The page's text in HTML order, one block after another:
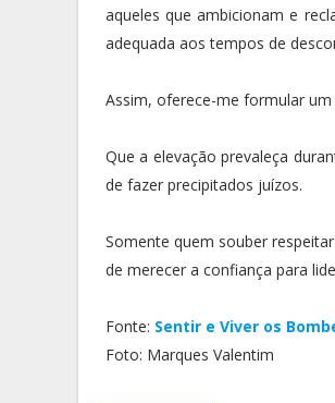
aqueles que ambicionam e
adequada aos tempos de
Assim, oferece-me formular
Que a elevação prevaleça
de fazer precipitados juízos.
Somente quem souber
de merecer a confiança para
Fonte: Sentir e Viver os
Foto: Marques Valentim